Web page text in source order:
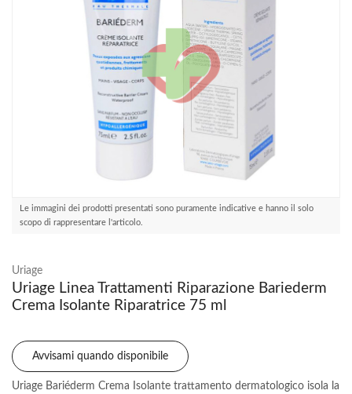
Le immagini dei prodotti presentati sono puramente indicative e hanno il solo
scopo di rappresentare l'articolo.
Uriage
Uriage Linea Trattamenti Riparazione Bariederm
Crema Isolante Riparatrice 75 ml
Avvisami quando disponibile
Uriage Bariéderm Crema Isolante trattamento dermatologico isola la